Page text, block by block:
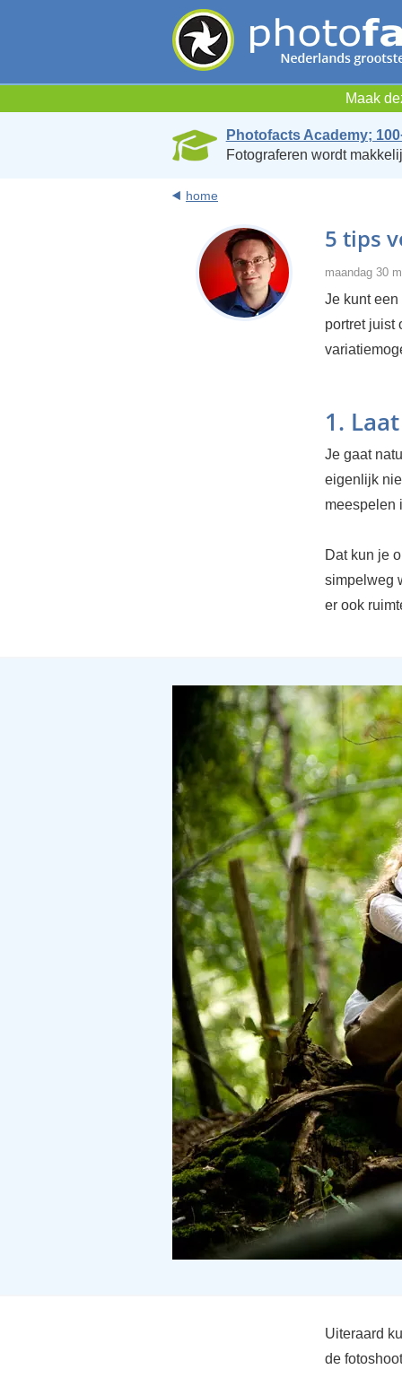
Maak
Photofacts Academy;
Fotograferen wordt
home
5 tips
maandag 30
Je kunt
portret juist
1.
Je gaat
eigenlijk
meespelen
Dat kun je
simpelweg
er ook
Uiteraard
de